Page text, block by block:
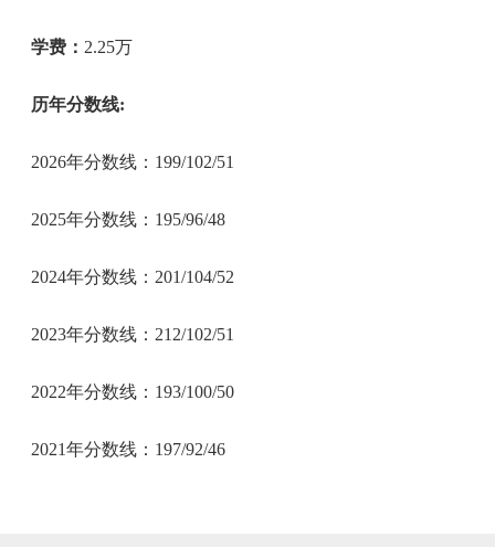
学费： 2.25万
历年分数线:
2026年分数线：199/102/51
2025年分数线：195/96/48
2024年分数线：201/104/52
2023年分数线：212/102/51
2022年分数线：193/100/50
2021年分数线：197/92/46